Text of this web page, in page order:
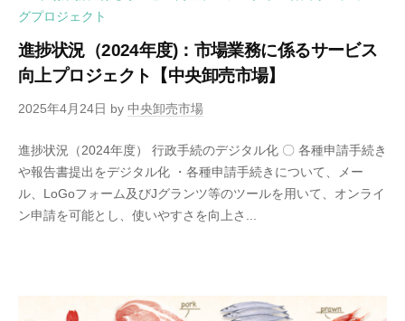
グプロジェクト
進捗状況（2024年度)：市場業務に係るサービス
向上プロジェクト【中央卸売市場】
2025年4月24日 by 中央卸売市場
進捗状況（2024年度） 行政手続のデジタル化 〇 各種申請手続き
や報告書提出をデジタル化 ・各種申請手続きについて、メー
ル、LoGoフォーム及びJグランツ等のツールを用いて、オンライ
ン申請を可能とし、使いやすさを向上さ...